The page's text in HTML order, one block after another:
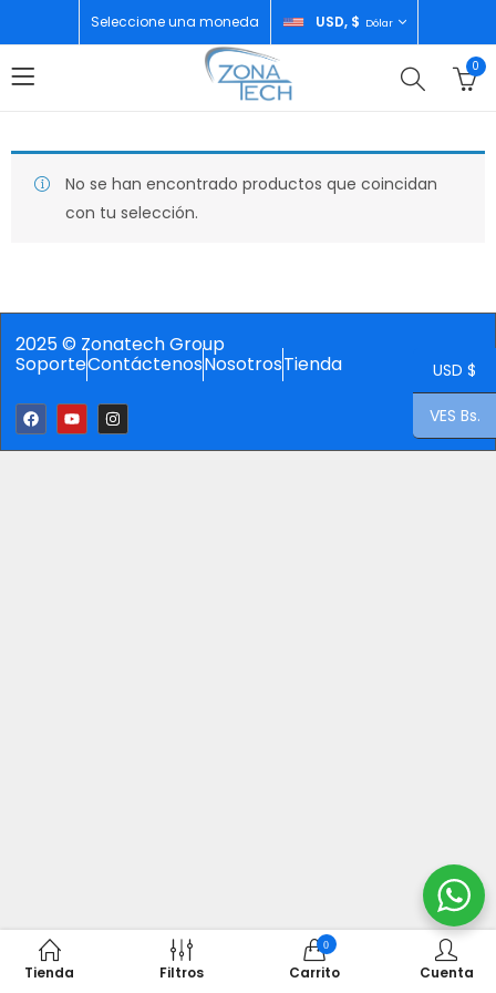
Seleccione una moneda USD, $ Dólar
0
No se han encontrado productos que coincidan
con tu selección.
2025 © Zonatech Group
SoporteContáctenosNosotrosTienda
Tienda Filtros
0
Carrito Cuenta
USD $
VES Bs.